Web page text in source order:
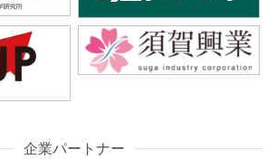
企業パートナー